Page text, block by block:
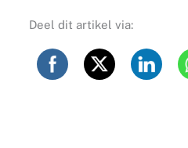
Deel dit artikel via: